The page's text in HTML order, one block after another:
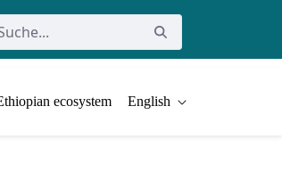
ecosystem English